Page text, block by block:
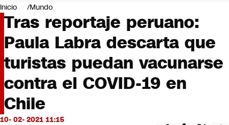
Negocios
Deportes
Programas completos
Cultura
Servicios
Bits
CNN tiempo
Futuro 360
Opinión
Inicio Mundo
Tras reportaje peruano:
Paula Labra descarta que
turistas puedan vacunarse
contra el COVID-19 en
Chile
10- 02- 2021 11:15